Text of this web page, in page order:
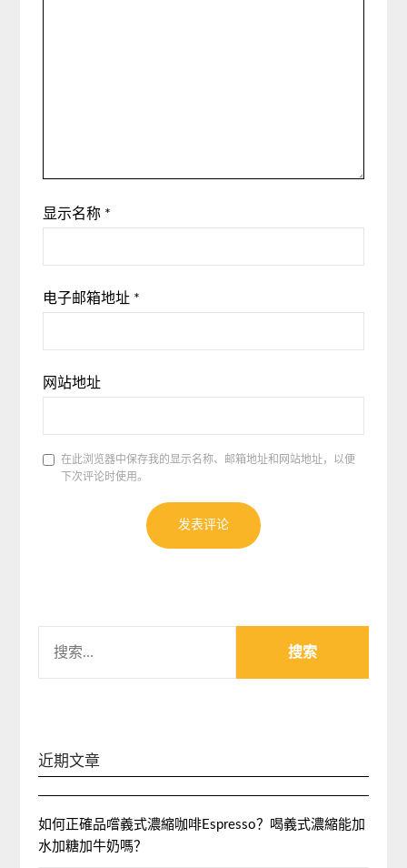
显示名称 *
电子邮箱地址 *
网站地址
在此浏览器中保存我的显示名称、邮箱地址和网站地址，以便
下次评论时使用。
索：
近期文章
如何正確品嚐義式濃縮咖啡Espresso？喝義式濃縮能加
水加糖加牛奶嗎？